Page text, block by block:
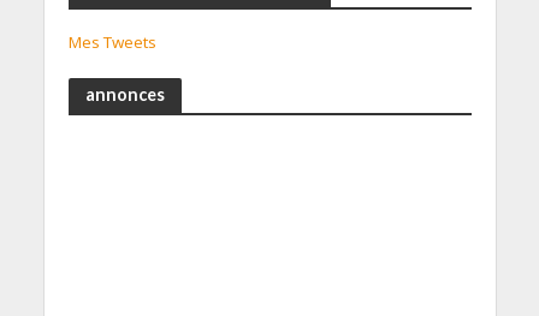
Mes Tweets
annonces